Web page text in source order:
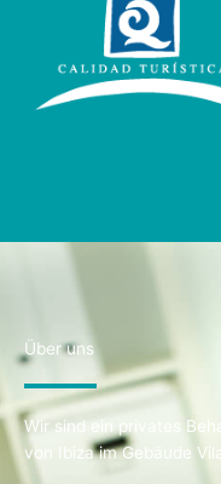
Über uns
Wir sind ein privates
von Ibiza im Gebäude